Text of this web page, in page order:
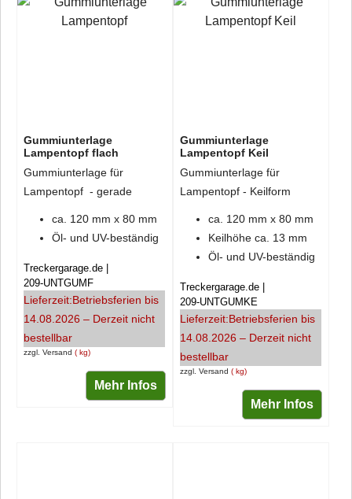
Gummiunterlage
Lampentopf flach
Gummiunterlage für
Lampentopf - gerade
ca. 120 mm x 80 mm
Öl- und UV-beständig
zzgl. Versand kg
Treckergarage.de
209-UNTGUMF
Lieferzeit:Betriebsferien bis
14.08.2026 – Derzeit nicht
bestellbar
Mehr Infos
Gummiunterlage
Lampentopf Keil
Gummiunterlage für
Lampentopf - Keilform
ca. 120 mm x 80 mm
Keilhöhe ca. 13 mm
Öl- und UV-beständig
zzgl. Versand kg
Treckergarage.de
209-UNTGUMKE
Lieferzeit:Betriebsferien bis
14.08.2026 – Derzeit nicht
bestellbar
Mehr Infos